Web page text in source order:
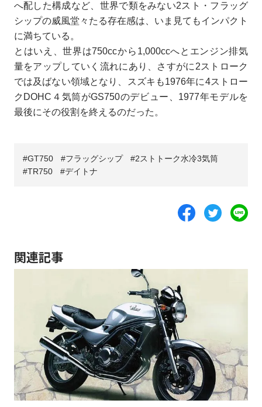
へ配した構成など、世界で類をみない2スト・フラッグ
シップの威風堂々たる存在感は、いま見てもインパクト
に満ちている。
とはいえ、世界は750ccから1,000ccへとエンジン排気
量をアップしていく流れにあり、さすがに2ストローク
では及ばない領域となり、スズキも1976年に4ストロー
クDOHC４気筒がGS750のデビュー、1977年モデルを
最後にその役割を終えるのだった。
GT750 フラッグシップ
2ストトーク水冷3気筒
TR750
デイトナ
関連記事